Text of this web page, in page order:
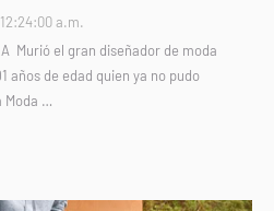
a.m.
Murió el gran diseñador de moda
años de edad quien ya no pudo
Moda …